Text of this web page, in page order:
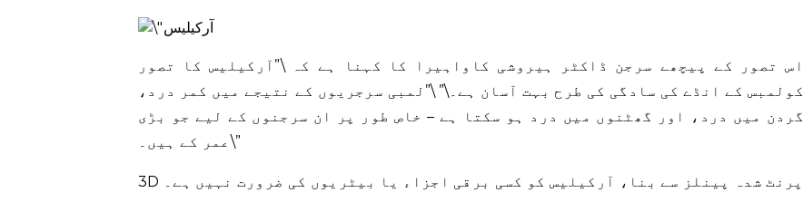
اس تصور کے پیچھے سرجن ڈاکٹر ہیروشی کاواہیرا کا کہنا ہے کہ \”آرکیلیس کا تصور
کولمبس کے انڈے کی سادگی کی طرح بہت آسان ہے۔\” \”لمبی سرجریوں کے نتیجے میں کمر درد،
گردن میں درد، اور گھٹنوں میں درد ہو سکتا ہے – خاص طور پر ان سرجنوں کے لیے جو بڑی
عمر کے ہیں۔\”
3D پرنٹ شدہ پینلز سے بنا، آرکیلیس کو کسی برقی اجزاء یا بیٹریوں کی ضرورت نہیں ہے۔